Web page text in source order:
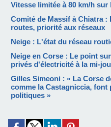
Vitesse limitée à 80 km/h
Comité de Massif à Chiatra
routes, priorité aux réseaux
Neige : L'état du réseau
Neige en Corse : Le point
privés d'électricité à la mi-
Gilles Simeoni : « La Corse
comme la Castagniccia,
politiques »